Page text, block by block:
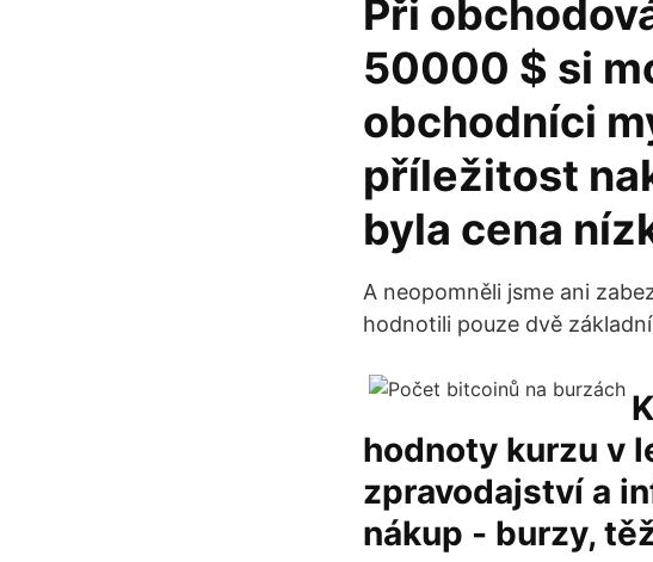
Při
50000 $ si
obchodníci
příležitost
byla cena
A neopomněli jsme ani
hodnotili pouze dvě
hodnoty kurzu v
zpravodajství a
nákup - burzy,